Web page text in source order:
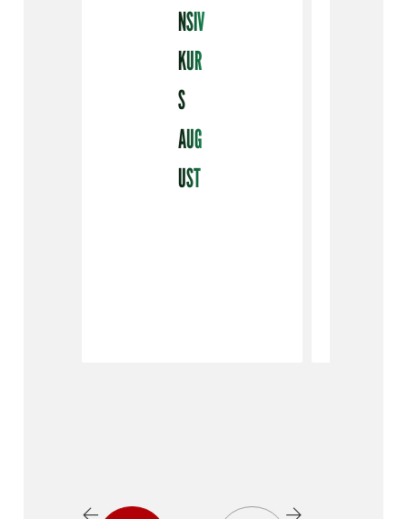
NSIV
KUR
S
AUG
UST